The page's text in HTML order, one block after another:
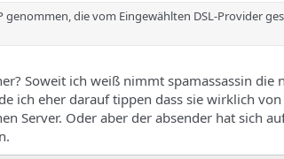
genommen, die vom Eingewählten DSL-Provider
Soweit ich weiß nimmt spamassassin die
ich eher darauf tippen dass sie wirklich
Server. Oder aber der absender hat sich